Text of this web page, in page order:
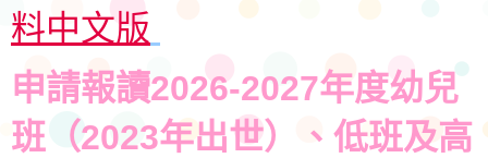
料中文版
申請報讀2026-2027年度幼兒
班 （2023年出世）、低班及高